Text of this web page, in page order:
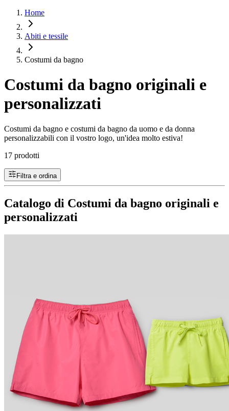
Home
Abiti e tessile
Costumi da bagno
Costumi da bagno originali e
personalizzati
Costumi da bagno e costumi da bagno da uomo e da donna
personalizzabili con il vostro logo, un'idea molto estiva!
17 prodotti
Filtra e ordina
Catalogo di Costumi da bagno originali e
personalizzati